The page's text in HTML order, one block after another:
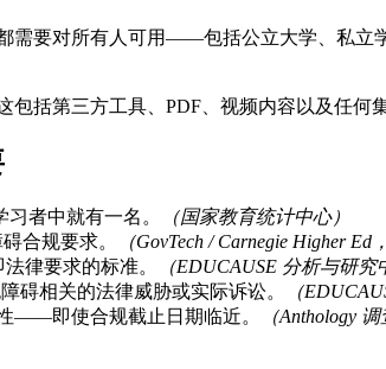
需要对所有人可用——包括公立大学、私
括第三方工具、PDF、视频内容以及任何
者中就有一名。
（国家教育统计中心）
合规要求。
（GovTech / Carnegie Higher Ed
律要求的标准。
（EDUCAUSE 分析与研究
碍相关的法律威胁或实际诉讼。
（
——即使合规截止日期临近。 （Anthology 调